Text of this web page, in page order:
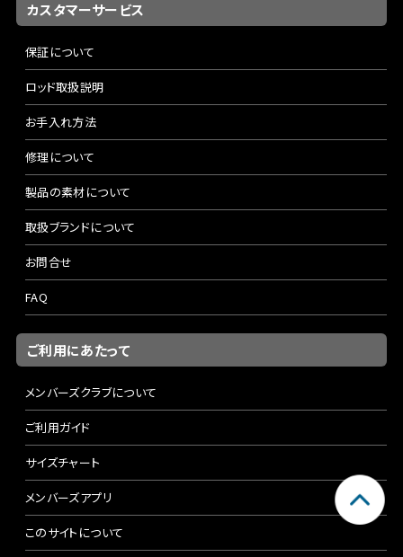
カスタマーサービス
保証について
ロッド取扱説明
お手入れ方法
修理について
製品の素材について
取扱ブランドについて
お問合せ
FAQ
ご利用にあたって
メンバーズクラブについて
ご利用ガイド
サイズチャート
メンバーズアプリ
このサイトについて